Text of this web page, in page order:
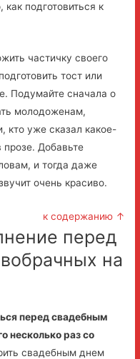
подготовиться к
частичку своего
тост или
Подумайте сначала о
молодоженам,
кто уже сказал какое-
прозе. Добавьте
и тогда даже
очень красиво.
к содержанию ↑
перед
на
перед свадебным
несколько раз со
свадебным днем